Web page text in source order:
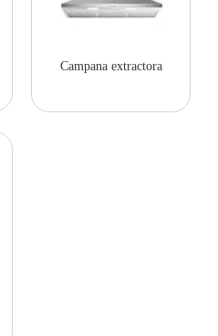
Campana extractora